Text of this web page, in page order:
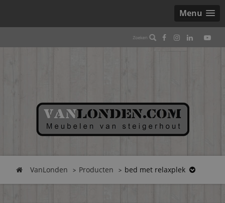
Menu
VanLonden Producten bed met relaxplek